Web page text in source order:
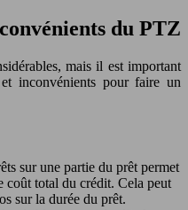
du PTZ
mais il est important
inconvénients pour faire un
sur une partie du prêt permet
coût total du crédit. Cela peut
sur la durée du prêt.